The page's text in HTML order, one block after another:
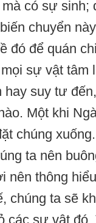
có sự sinh;
chuyển
đó để quán
sự vật tâm
suy tư
Một khi
chúng
ta nên
nên thông
chúng ta sẽ
các sự vật đó.